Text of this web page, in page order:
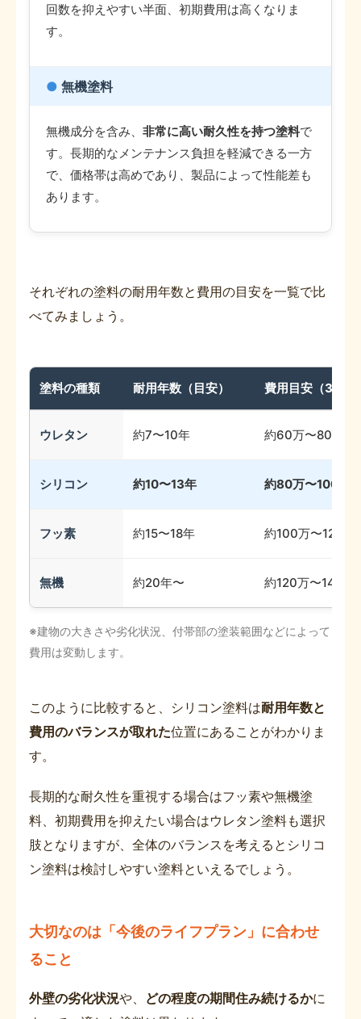
回数を抑えやすい半面、初期費用は高くなりま
す。
● 無機塗料
無機成分を含み、 非常に高い耐久性を持つ塗料で
す。長期的なメンテナンス負担を軽減できる一方
で、価格帯は高めであり、製品によって性能差も
あります。
それぞれの塗料の耐用年数と費用の目安を一覧で比
べてみましょう。
塗料の種類 耐用年数（目安） 費用目安（30坪
ウレタン 約7〜10年 約60万〜80万円
シリコン 約10〜13年 約80万〜100万
フッ素 約15〜18年 約100万〜120万
無機 約20年〜 約120万〜140万
※建物の大きさや劣化状況、付帯部の塗装範囲などによって
費用は変動します。
このように比較すると、シリコン塗料は耐用年数と
費用のバランスが取れた位置にあることがわかりま
す。
長期的な耐久性を重視する場合はフッ素や無機塗
料、初期費用を抑えたい場合はウレタン塗料も選択
肢となりますが、全体のバランスを考えるとシリコ
ン塗料は検討しやすい塗料といえるでしょう。
大切なのは「今後のライフプラン」に合わせ
ること
外壁の劣化状況や、 どの程度の期間住み続けるかに